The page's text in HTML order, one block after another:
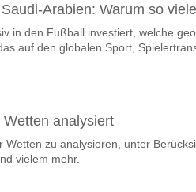
Arabien: Warum so
in den Fußball investiert, welche
auf den globalen Sport,
analysiert
zu analysieren, unter
vielem mehr.